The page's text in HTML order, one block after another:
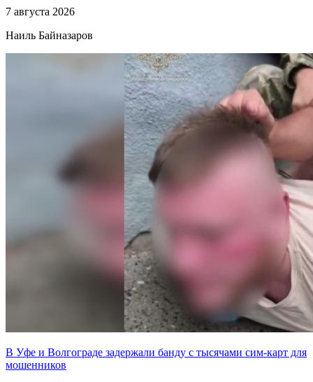
7 августа 2026
Наиль Байназаров
В Уфе и Волгограде задержали банду с тысячами сим-карт для
мошенников